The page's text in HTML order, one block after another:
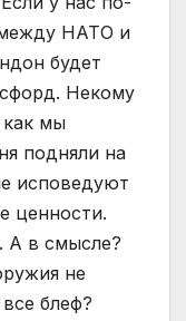
между НАТО и
будет
Некому
как мы
подняли на
исповедуют
ценности.
А в смысле?
не
блеф?